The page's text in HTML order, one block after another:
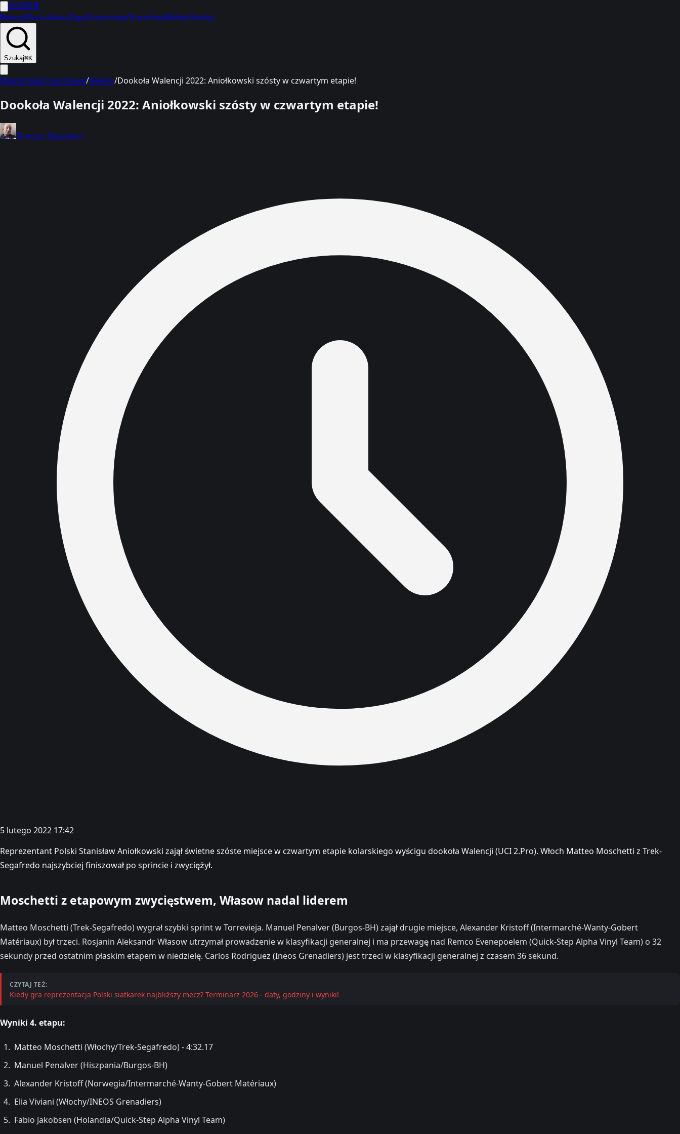
SPORT1
NewsyEkstraklasaTypyTransmisjeTransferyWideoSkróty
Szukaj⌘K
Wiadomości sportowe/Newsy/Dookoła Walencji 2022: Aniołkowski szósty w czwartym etapie!
Dookoła Walencji 2022: Aniołkowski szósty w czwartym etapie!
Tomasz Bysiewicz
5 lutego 2022 17:42
Reprezentant Polski Stanisław Aniołkowski zajął świetne szóste miejsce w czwartym etapie kolarskiego wyścigu dookoła Walencji (UCI 2.Pro). Włoch Matteo Moschetti z Trek-
Segafredo najszybciej finiszował po sprincie i zwyciężył.
Moschetti z etapowym zwycięstwem, Własow nadal liderem
Matteo Moschetti (Trek-Segafredo) wygrał szybki sprint w Torrevieja. Manuel Penalver (Burgos-BH) zajął drugie miejsce, Alexander Kristoff (Intermarché-Wanty-Gobert
Matériaux) był trzeci. Rosjanin Aleksandr Własow utrzymał prowadzenie w klasyfikacji generalnej i ma przewagę nad Remco Evenepoelem (Quick-Step Alpha Vinyl Team) o 32
sekundy przed ostatnim płaskim etapem w niedzielę. Carlos Rodriguez (Ineos Grenadiers) jest trzeci w klasyfikacji generalnej z czasem 36 sekund.
CZYTAJ TEŻ:
Kiedy gra reprezentacja Polski siatkarek najbliższy mecz? Terminarz 2026 - daty, godziny i wyniki!
Wyniki 4. etapu:
Matteo Moschetti (Włochy/Trek-Segafredo) - 4:32.17
Manuel Penalver (Hiszpania/Burgos-BH)
Alexander Kristoff (Norwegia/Intermarché-Wanty-Gobert Matériaux)
Elia Viviani (Włochy/INEOS Grenadiers)
Fabio Jakobsen (Holandia/Quick-Step Alpha Vinyl Team)